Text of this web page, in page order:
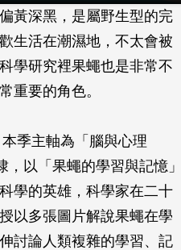
黃深黑，是屬野生型的完
生活在潮濕地，不太會被
學研究裡果蠅也是非常不
重要的角色。
季主軸為「腦與心理
以「果蠅的學習與記憶」
學的英雄，科學家在二十
以多張圖片解說果蠅在學
討論人類複雜的學習、記